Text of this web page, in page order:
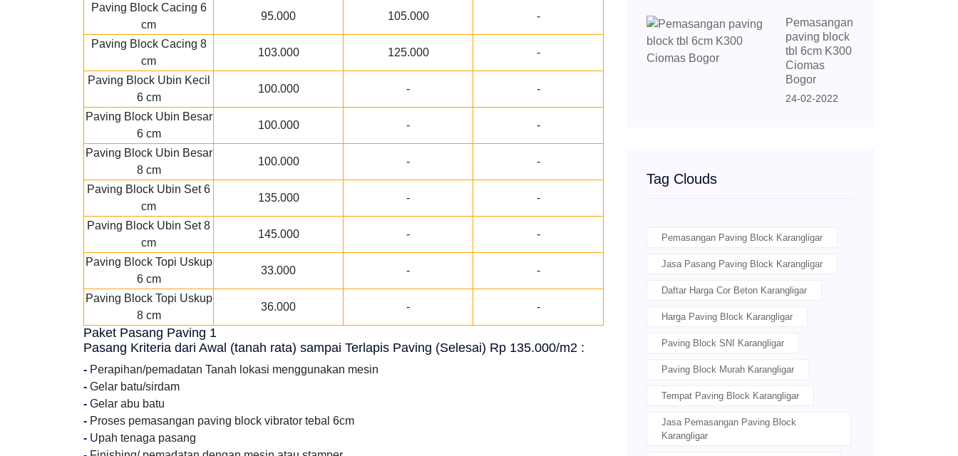
Paving Block Cacing 6
cm
95.000 105.000 -
Paving Block Cacing 8
cm
103.000 125.000 -
Paving Block Ubin Kecil
6 cm
100.000 - -
Paving Block Ubin Besar
6 cm
100.000 - -
Paving Block Ubin Besar
8 cm
100.000 - -
Paving Block Ubin Set 6
cm
135.000 - -
Paving Block Ubin Set 8
cm
145.000 - -
Paving Block Topi Uskup
6 cm
33.000 - -
Paving Block Topi Uskup
8 cm
36.000 - -
Paket Pasang Paving 1
Pasang Kriteria dari Awal (tanah rata) sampai Terlapis Paving (Selesai) Rp 135.000/m2 :
- Perapihan/pemadatan Tanah lokasi menggunakan mesin
- Gelar batu/sirdam
- Gelar abu batu
- Proses pemasangan paving block vibrator tebal 6cm
- Upah tenaga pasang
Pemasangan
paving block
tbl 6cm K300
Ciomas
Bogor
24-02-2022
Tag Clouds
Pemasangan Paving Block Karangligar
Jasa Pasang Paving Block Karangligar
Daftar Harga Cor Beton Karangligar
Harga Paving Block Karangligar
Paving Block SNI Karangligar
Paving Block Murah Karangligar
Tempat Paving Block Karangligar
Jasa Pemasangan Paving Block
Karangligar